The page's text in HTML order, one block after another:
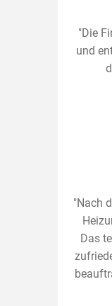
"Die
und
"Nach
Das